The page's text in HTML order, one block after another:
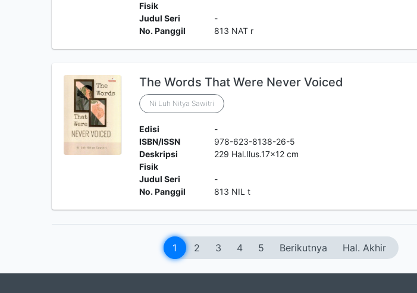
Fisik
Judul Seri
-
No. Panggil
813 NAT r
The Words That Were Never Voiced
Ni Luh Nitya Sawitri
Edisi
-
ISBN/ISSN
978-623-8138-26-5
Deskripsi
Fisik
229 Hal.Ilus.17x12 cm
Judul Seri
-
No. Panggil
813 NIL t
1 2 3 4 5 Berikutnya Hal. Akhir